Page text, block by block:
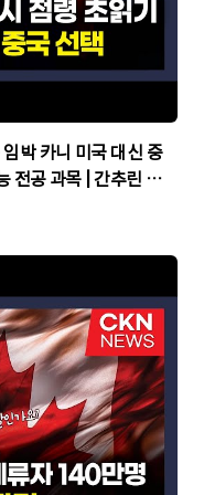
박 카니 미국 대신 중
전공 과목 | 간추린 캐